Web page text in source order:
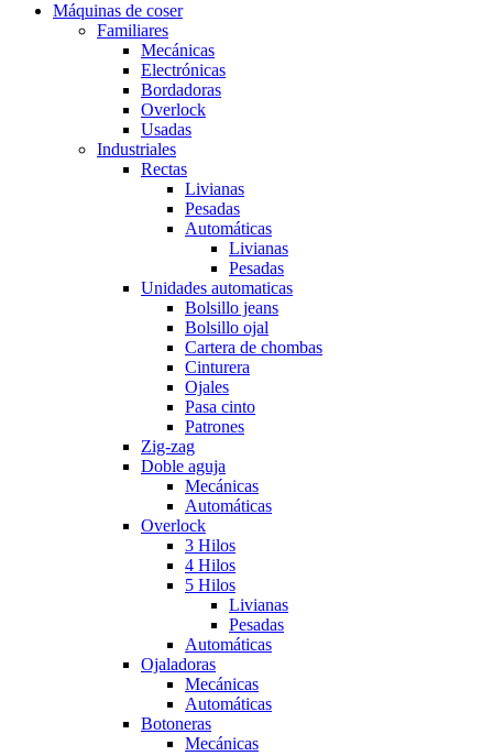
Máquinas de coser
Familiares
Mecánicas
Electrónicas
Bordadoras
Overlock
Usadas
Industriales
Rectas
Livianas
Pesadas
Automáticas
Livianas
Pesadas
Unidades automaticas
Bolsillo jeans
Bolsillo ojal
Cartera de chombas
Cinturera
Ojales
Pasa cinto
Patrones
Zig-zag
Doble aguja
Mecánicas
Automáticas
Overlock
3 Hilos
4 Hilos
5 Hilos
Livianas
Pesadas
Automáticas
Ojaladoras
Mecánicas
Automáticas
Botoneras
Mecánicas